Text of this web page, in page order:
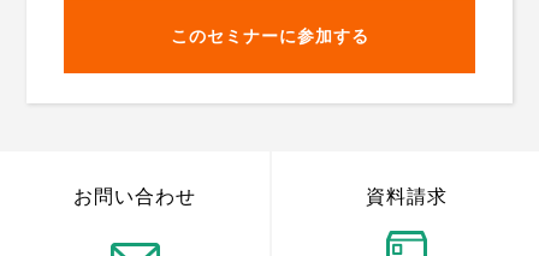
このセミナーに参加する
お問い合わせ 資料請求